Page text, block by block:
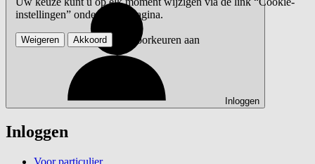
Inloggen
Inloggen
Voor particulier
instellingen” onderaan de pagina.
Pas voorkeuren aan
Weigeren Akkoord